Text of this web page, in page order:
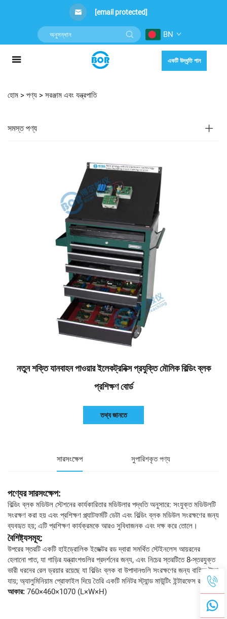
[email protected]
BN
একটি উদ্ধৃতি পান
হোম > পণ্য > সরঞ্জাম এবং যন্ত্রপাতি
সমস্ত পণ্য
নতুন শক্তি যানবাহন পাওয়ার ইলেকট্রনিক্স প্রযুক্তি মৌলিক বিল্ডিং ব্লক
প্রশিক্ষণ বোর্ড
তথ্য জানতে
সারসংক্ষেপ সুপারিশকৃত পণ্য
পণ্যের সারসংক্ষেপ:
বিল্ডিং ব্লক মডিউল স্টেশনের কার্যকারিতার মডিউলার পদ্ধতি অনুসারে: সংযুক্ত মডিউলটি
সংরক্ষণ করা হয় এবং প্রশিক্ষণ প্ল্যাটফর্মটি ডেটা এবং বিল্ডিং ব্লক মডিউল সংরক্ষণের জন্য
ব্যবহৃত হয়; এটি প্রশিক্ষণ কার্যক্রমকে আরও সুবিধাজনক এবং দক্ষ করে তোলে।
বৈশিষ্ট্যসমূহ:
উপরের স্তরটি একটি হাইড্রোলিক ইজেক্টর রড দ্বারা সমর্থিত স্টেইনলেস আয়রনের
হেলানো পাত, যা গাড়ির যন্ত্রাংশগুলির প্রদর্শনের জন্য, এবং নিচের স্তরটিতে 8-স্তরযুক্ত
ভারী ধরনের রেল ড্রয়ার রয়েছে যা বিল্ডিং ব্লক বা উপাদানগুলি সংরক্ষণের জন্য বাহিরে টানা
যায়; অ্যালুমিনিয়াম প্রোফাইল দিয়ে তৈরি একটি মনিটর স্ট্যান্ড মাউন্টিং ইন্টারফেস রয়েছে।
আকার: 760×460×1070 (L×W×H)